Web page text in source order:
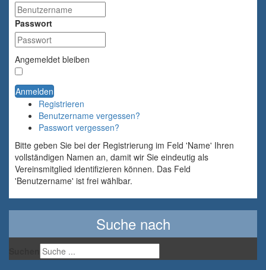
Passwort
Angemeldet bleiben
Anmelden
Registrieren
Benutzername vergessen?
Passwort vergessen?
Bitte geben Sie bei der Registrierung im Feld 'Name' Ihren
vollständigen Namen an, damit wir Sie eindeutig als
Vereinsmitglied identifizieren können. Das Feld
'Benutzername' ist frei wählbar.
Suche nach